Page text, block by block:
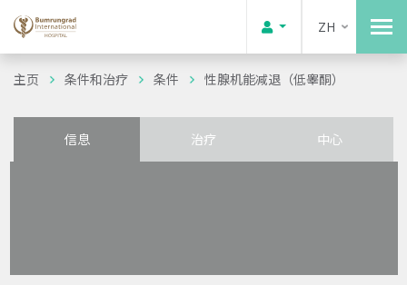
ZH
主页 条件和治疗 条件 性腺机能减退（低睾酮）
信息 治疗 中心